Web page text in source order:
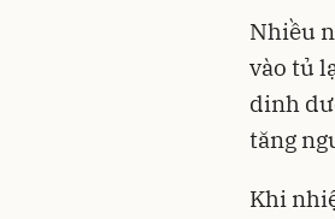
Nhiều
vào tủ
dinh
tăng
Khi